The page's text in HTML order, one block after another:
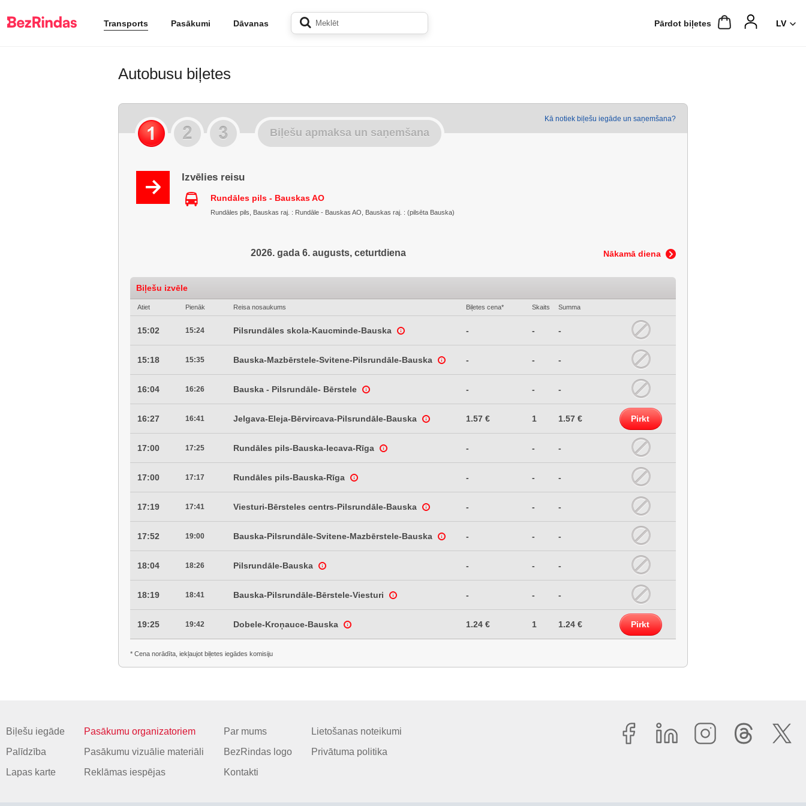
Transports Pasākumi Dāvanas Pārdot biļetes
Autobusu biļetes
Kā notiek biļešu iegāde un saņemšana?
Biļešu apmaksa un saņemšana
Izvēlies reisu
Rundāles pils - Bauskas AO
Rundāles pils, Bauskas raj. : Rundāle - Bauskas AO, Bauskas raj. : (pilsēta Bauska)
Nākamā diena
2026. gada 6. augusts, ceturtdiena
Biļešu izvēle
Atiet Pienāk Reisa nosaukums Biļetes cena* Skaits Summa
15:02 15:24 Pilsrundāles skola-Kaucminde-Bauska - - -
15:18 15:35 Bauska-Mazbērstele-Svitene-Pilsrundāle-Bauska - - -
16:04 16:26 Bauska - Pilsrundāle- Bērstele - - -
16:27 16:41 Jelgava-Eleja-Bērvircava-Pilsrundāle-Bauska 1.57 € 1 1.57 € Pirkt
17:00 17:25 Rundāles pils-Bauska-Iecava-Rīga - - -
17:00 17:17 Rundāles pils-Bauska-Rīga - - -
17:19 17:41 Viesturi-Bērsteles centrs-Pilsrundāle-Bauska - - -
17:52 19:00 Bauska-Pilsrundāle-Svitene-Mazbērstele-Bauska - - -
18:04 18:26 Pilsrundāle-Bauska - - -
18:19 18:41 Bauska-Pilsrundāle-Bērstele-Viesturi - - -
19:25 19:42 Dobele-Kroņauce-Bauska 1.24 € 1 1.24 € Pirkt
* Cena norādīta, iekļaujot biļetes iegādes komisiju
Biļešu iegāde
Palīdzība
Lapas karte
Pasākumu organizatoriem
Pasākumu vizuālie materiāli
Reklāmas iespējas
Par mums
BezRindas logo
Kontakti
Lietošanas noteikumi
Privātuma politika